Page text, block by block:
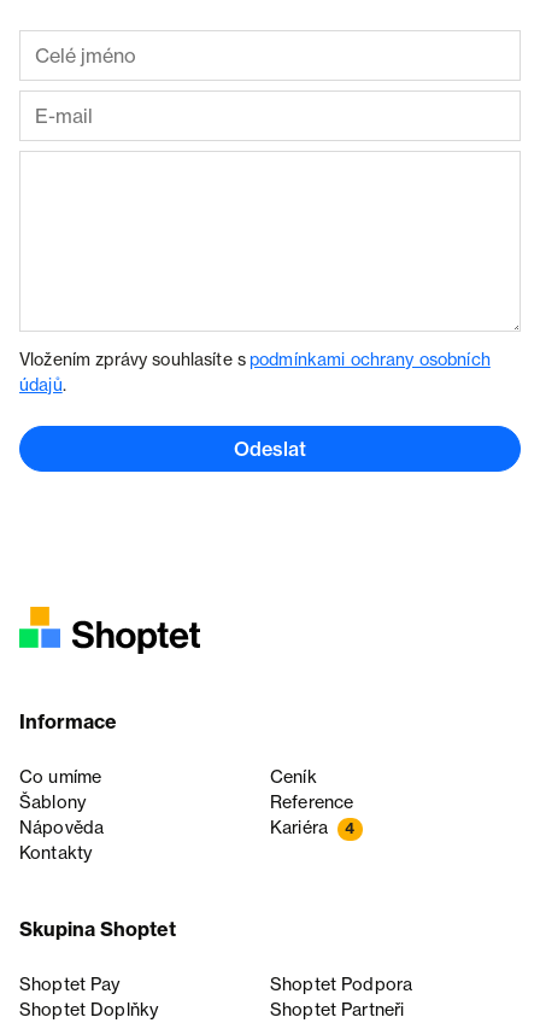
Vložením zprávy souhlasíte spodmínkami ochrany osobních
údajů.
Odeslat
Informace
Co umíme
Ceník
Šablony
Reference
Nápověda
Kariéra 4
Kontakty
Skupina Shoptet
Shoptet Pay
Shoptet Podpora
Shoptet Doplňky
Shoptet Partneři